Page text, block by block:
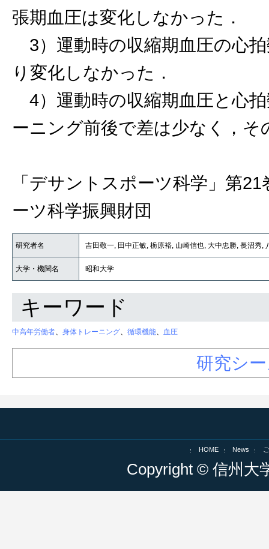
張期血圧は変化しなかった．
3）運動時の収縮期血圧の心
り変化しなかった．
4）運動時の収縮期血圧と心
ーニング前後で差は少なく，
「デサントスポーツ科学」第
ーツ科学振興財団
研究者名 吉田敬一, 田中正敏, 栃原裕, 山崎信也, 大中忠勝, 長沼秀,
大学・機関名 昭和大学
キーワード
中高年労働者、 身体トレーニング、 循環機能、 血圧
研究シ
HOME News
Copyright © 信州大